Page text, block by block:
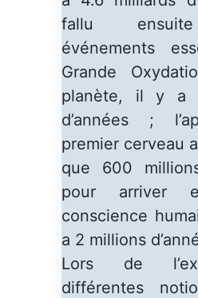
fallu
événements
Grande
planète, il y a
d’années ;
premier cerveau
que 600
pour arriver
conscience
a 2 millions
Lors de
différentes